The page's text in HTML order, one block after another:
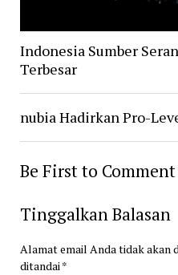
Indonesia Sumber
Terbesar
nubia Hadirkan Pro-
Be First to Comment
Tinggalkan Balasan
Alamat email Anda tidak akan
ditandai*